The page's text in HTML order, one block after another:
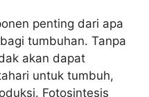
penting dari apa
tumbuhan. Tanpa
akan dapat
untuk tumbuh,
Fotosintesis